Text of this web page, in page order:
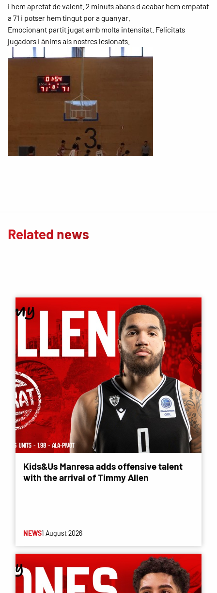
i hem apretat de valent. 2 minuts abans d acabar hem empatat
a 71 i potser hem tingut por a guanyar.
Emocionant partit jugat amb molta intensitat. Felicitats
jugadors i ànims als nostres lesionats.
Related news
Kids&Us Manresa adds offensive talent
with the arrival of Timmy Allen
NEWS1 August 2026